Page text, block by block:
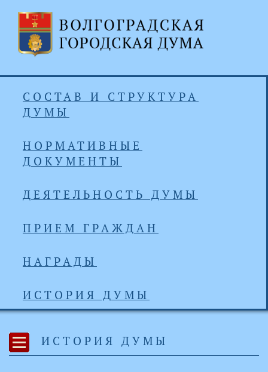
СОСТАВ И СТРУКТУРА
ДУМЫ
НОРМАТИВНЫЕ
ДОКУМЕНТЫ
ДЕЯТЕЛЬНОСТЬ ДУМЫ
ПРИЕМ ГРАЖДАН
НАГРАДЫ
ИСТОРИЯ ДУМЫ
ИСТОРИЯ ДУМЫ